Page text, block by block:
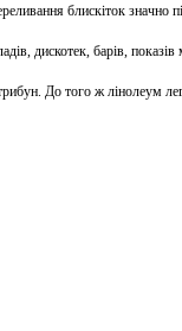
блискіток значно
дискотек, барів,
До того ж